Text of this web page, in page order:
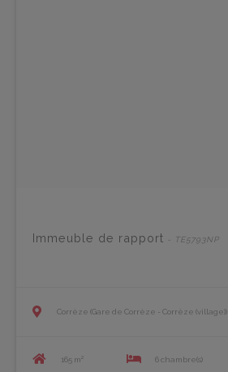
Immeuble de rapport - TE5793NP
Corrèze (Gare de Corrèze - Corrèze (village))
165 m² 6 chambre(s)